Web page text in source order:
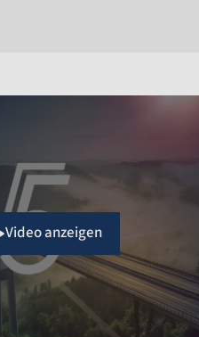
Video anzeigen